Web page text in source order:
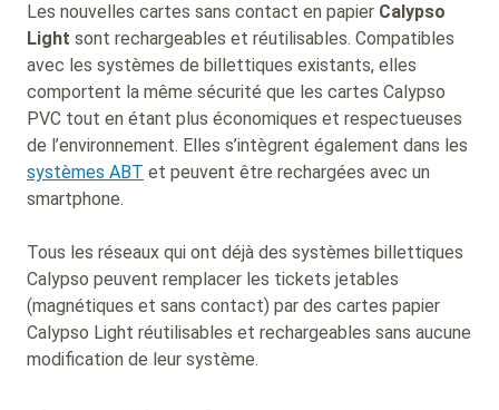
Les nouvelles cartes sans contact en papier Calypso
Light sont rechargeables et réutilisables. Compatibles
avec les systèmes de billettiques existants, elles
comportent la même sécurité que les cartes Calypso
PVC tout en étant plus économiques et respectueuses
de l’environnement. Elles s’intègrent également dans les
systèmes ABT et peuvent être rechargées avec un
smartphone.
Tous les réseaux qui ont déjà des systèmes billettiques
Calypso peuvent remplacer les tickets jetables
(magnétiques et sans contact) par des cartes papier
Calypso Light réutilisables et rechargeables sans aucune
modification de leur système.